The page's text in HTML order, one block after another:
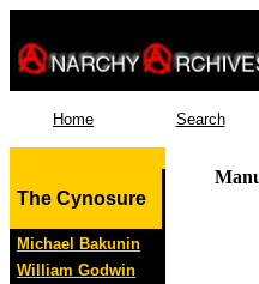
Home Search
The Cynosure
Michael Bakunin
William Godwin